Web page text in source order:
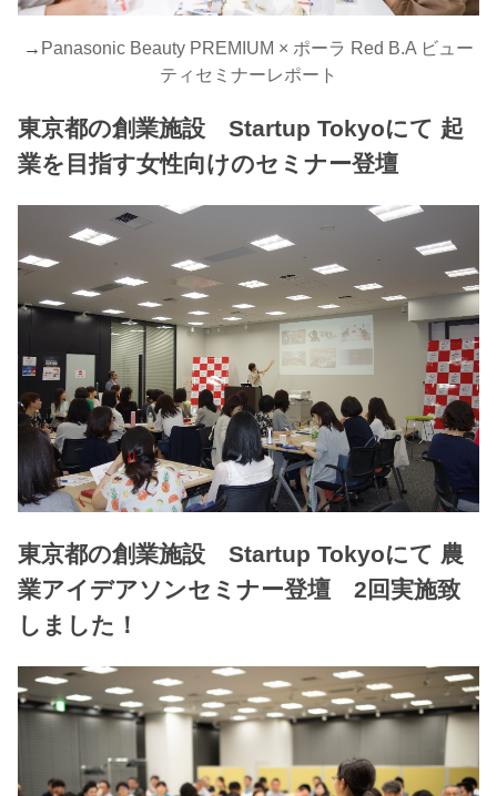
→ Panasonic Beauty PREMIUM × ポーラ Red B.A ビュー
ティセミナーレポート
東京都の創業施設 Startup Tokyoにて 起
業を目指す女性向けのセミナー登壇
東京都の創業施設 Startup Tokyoにて 農
業アイデアソンセミナー登壇 2回実施致
しました！